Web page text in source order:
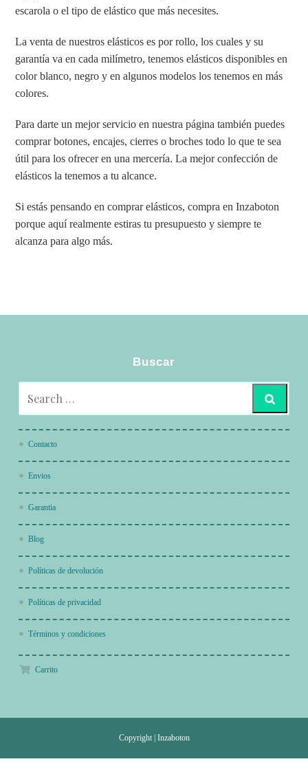
escarola o el tipo de elástico que más necesites.
La venta de nuestros elásticos es por rollo, los cuales y su
garantía va en cada milímetro, tenemos elásticos disponibles en
color blanco, negro y en algunos modelos los tenemos en más
colores.
Para darte un mejor servicio en nuestra página también puedes
comprar botones, encajes, cierres o broches todo lo que te sea
útil para los ofrecer en una mercería. La mejor confección de
elásticos la tenemos a tu alcance.
Si estás pensando en comprar elásticos, compra en Inzaboton
porque aquí realmente estiras tu presupuesto y siempre te
alcanza para algo más.
Buscar
Contacto
Envios
Garantia
Blog
Políticas de devolución
Políticas de privacidad
Términos y condiciones
Carrito
Copyright Inzaboton